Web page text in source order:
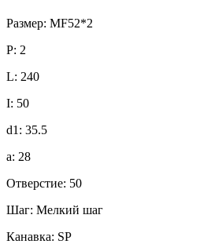
Размер: MF52*2
P: 2
L: 240
I: 50
d1: 35.5
a: 28
Отверстие: 50
Шаг: Мелкий шаг
Канавка: SP